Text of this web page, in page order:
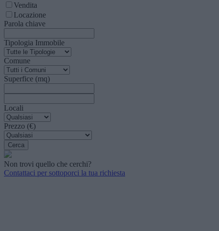
Vendita
Locazione
Parola chiave
Tipologia Immobile
Comune
Superfice (mq)
Locali
Prezzo (€)
Non trovi quello che cerchi?
Contattaci per sottoporci la tua richiesta